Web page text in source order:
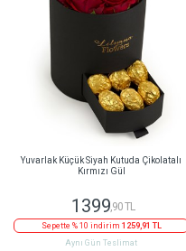
Yuvarlak Küçük Siyah Kutuda Çikolatalı
Kırmızı Gül
1399,90 TL
Sepette % 10 indirim 1259,91 TL
Aynı Gün Teslimat